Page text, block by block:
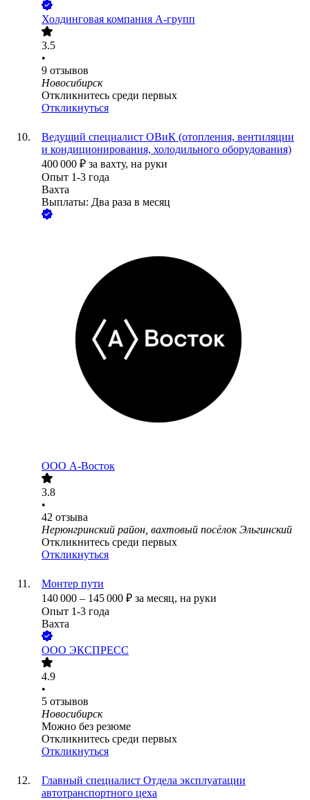
Холдинговая компания А-групп
3.5
•
9 отзывов
Новосибирск
Откликнитесь среди первых
Откликнуться
Ведущий специалист ОВиК (отопления, вентиляции
и кондиционирования, холодильного оборудования)
400 000 ₽ за вахту, на руки
Опыт 1-3 года
Вахта
Выплаты: Два раза в месяц
ООО А-Восток
3.8
•
42 отзыва
Нерюнгринский район, вахтовый посёлок Эльгинский
Откликнитесь среди первых
Откликнуться
Монтер пути
140 000 – 145 000 ₽ за месяц, на руки
Опыт 1-3 года
Вахта
ООО ЭКСПРЕСС
4.9
•
5 отзывов
Новосибирск
Можно без резюме
Откликнитесь среди первых
Откликнуться
Главный специалист Отдела эксплуатации
автотранспортного цеха